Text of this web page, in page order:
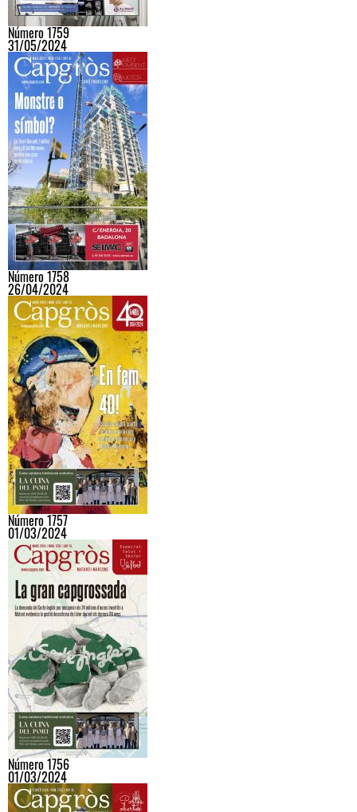
Número 1759
31/05/2024
Número 1758
26/04/2024
Número 1757
01/03/2024
Número 1756
01/03/2024